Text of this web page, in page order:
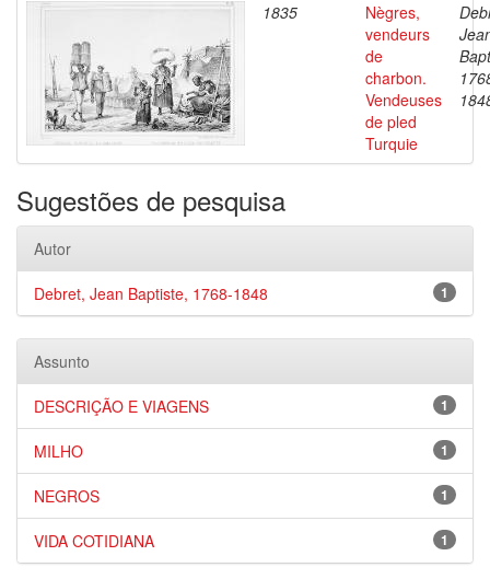
1835
Nègres,
vendeurs
de
charbon.
Vendeuses
de pled
Turquie
Sugestões de pesquisa
Autor
1
Debret, Jean Baptiste, 1768-1848
Assunto
1
DESCRIÇÃO E VIAGENS
1
MILHO
1
NEGROS
1
VIDA COTIDIANA